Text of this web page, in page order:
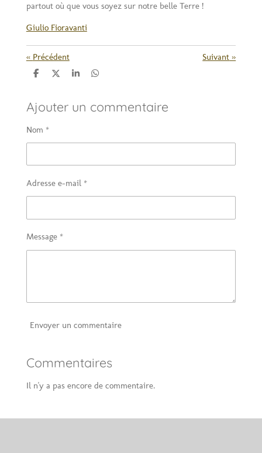
partout où que vous soyez sur notre belle Terre !
Giulio Fioravanti
« Précédent Suivant »
P
t
a
e
P
t
a
P
a
P
t
a
Ajouter un commentaire
Nom *
Adresse e-mail *
Message *
Envoyer un commentaire
Commentaires
Il n'y a pas encore de commentaire.